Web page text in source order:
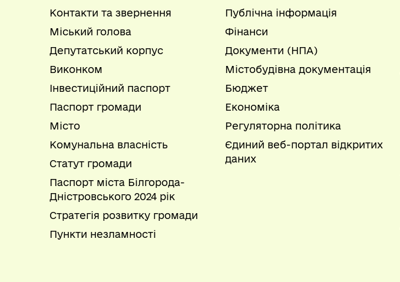
Контакти та звернення
Міський голова
Депутатський корпус
Виконком
Інвестиційний паспорт
Паспорт громади
Місто
Комунальна власність
Статут громади
Паспорт міста Білгорода-
Дністровського 2024 рік
Стратегія розвитку громади
Пункти незламності
Публічна інформація
Фінанси
Документи (НПА)
Містобудівна документація
Бюджет
Економіка
Регуляторна політика
Єдиний веб-портал відкритих
даних